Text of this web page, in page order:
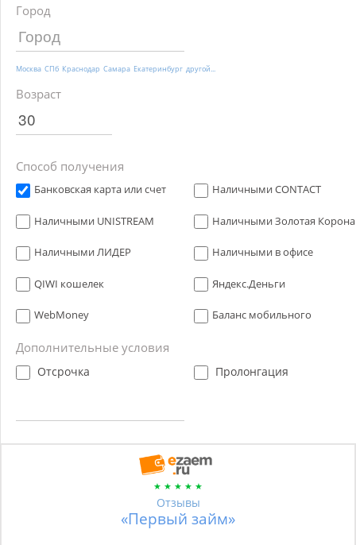
Город
Москва СПб Краснодар Самара Екатеринбург другой...
Возраст
Способ получения
Банковская карта или счет Наличными CONTACT
Наличными UNISTREAM Наличными Золотая Корона
Наличными ЛИДЕР Наличными в офисе
QIWI кошелек Яндекс.Деньги
WebMoney Баланс мобильного
Дополнительные условия
Отсрочка Пролонгация
Отзывы
«Первый займ»